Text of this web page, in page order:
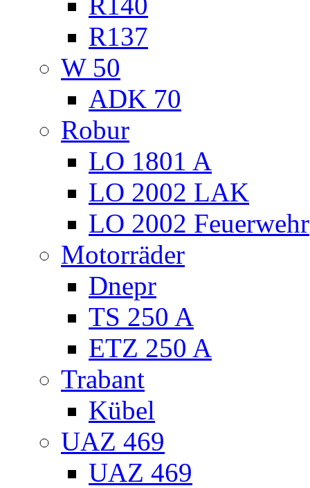
R137
W 50
ADK 70
Robur
LO 1801 A
LO 2002 LAK
LO 2002 Feuerwehr
Motorräder
Dnepr
TS 250 A
ETZ 250 A
Trabant
Kübel
UAZ 469
UAZ 469